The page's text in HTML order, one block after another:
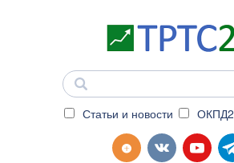
Статьи и новости ОКПД2